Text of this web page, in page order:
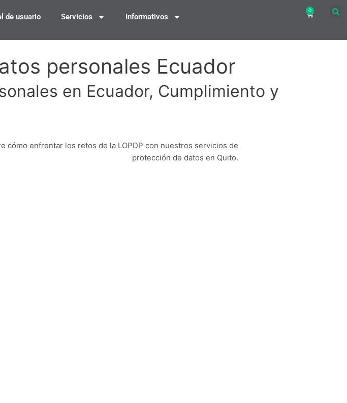
de usuario Servicios Informativos
0
Carrito
personales Ecuador
en Ecuador, Cumplimiento y
cómo enfrentar los retos de la LOPDP con nuestros servicios de
protección de datos en Quito.